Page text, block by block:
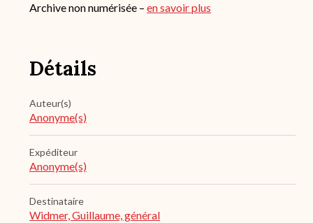
Archive non numérisée – en savoir plus
Détails
Auteur(s)
Anonyme(s)
Expéditeur
Anonyme(s)
Destinataire
Widmer, Guillaume, général